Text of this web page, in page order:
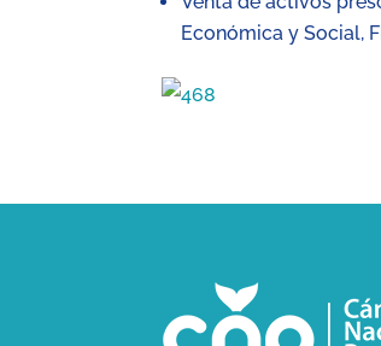
Económica y Social,